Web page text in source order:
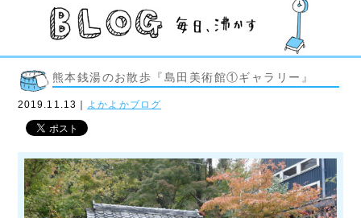
熊本銭湯のお散歩『島田美術館①ギャラリー』
2019.11.13｜ よかよかブログ